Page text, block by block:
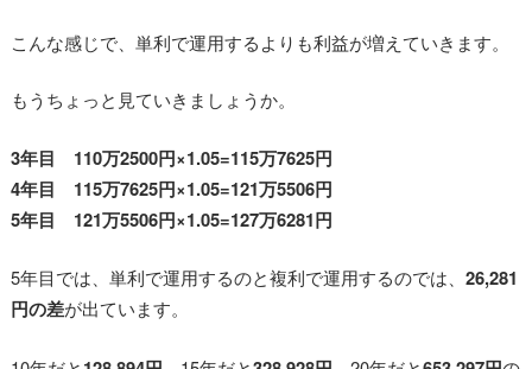
こんな感じで、単利で運用するよりも利益が増えていきます。
もうちょっと見ていきましょうか。
3年目 110万2500円×1.05=115万7625円
4年目 115万7625円×1.05=121万5506円
5年目 121万5506円×1.05=127万6281円
5年目では、単利で運用するのと複利で運用するのでは、 26,281
円の差が出ています。